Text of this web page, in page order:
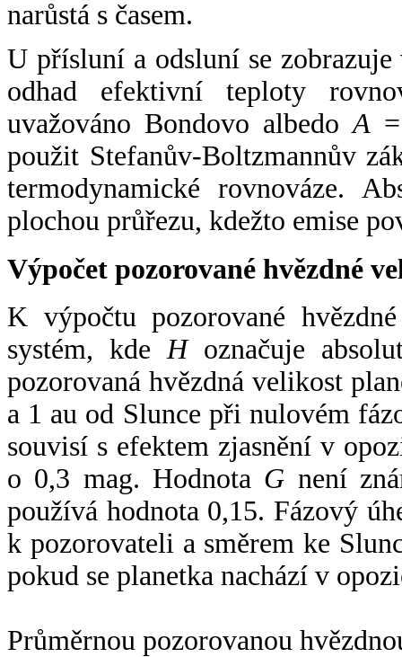
narůstá s časem.
U přísluní a odsluní se
odhad efektivní teploty
uvažováno Bondovo albedoA
použit Stefanův-Boltzmannův
termodynamické rovnováze.
plochou průřezu, kdežto emise
Výpočet pozorované hvězdné
K výpočtu pozorované
systém, kde Hoznačuje
pozorovaná hvězdná velikost
a 1 au od Slunce při nulovém
souvisí s efektem zjasnění v
o 0,3 mag. Hodnota G není
používá hodnota 0,15. Fázový
k pozorovateli a směrem ke
pokud se planetka nachází v
Průměrnou pozorovanou